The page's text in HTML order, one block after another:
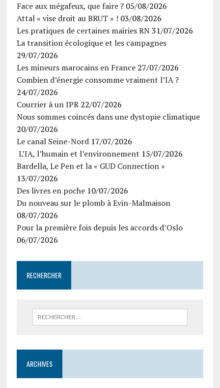
Face aux mégafeux, que faire ? 05/08/2026
Attal « vise droit au BRUT » ! 03/08/2026
Les pratiques de certaines mairies RN 31/07/2026
La transition écologique et les campagnes
29/07/2026
Les mineurs marocains en France 27/07/2026
Combien d’énergie consomme vraiment l’IA ?
24/07/2026
Courrier à un IPR 22/07/2026
Nous sommes coincés dans une dystopie climatique
20/07/2026
Le canal Seine-Nord 17/07/2026
L’IA, l’humain et l’environnement 15/07/2026
Bardella, Le Pen et la « GUD Connection »
13/07/2026
Des livres en poche 10/07/2026
Du nouveau sur le plomb à Evin-Malmaison
08/07/2026
Pour la première fois depuis les accords d’Oslo
06/07/2026
RECHERCHER
ARCHIVES